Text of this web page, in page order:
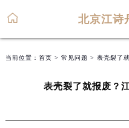
北京江诗
当前位置： 首页 > 常见问题 > 表壳裂了
表壳裂了就报废？